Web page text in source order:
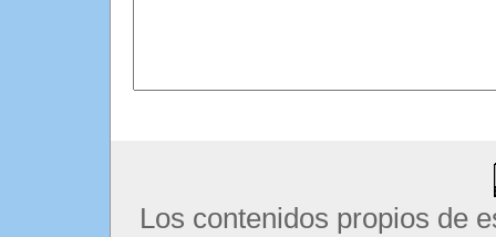
Los contenidos propios de